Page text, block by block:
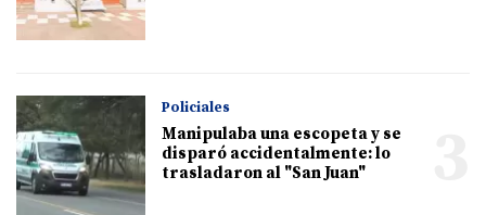
Policiales
Manipulaba una escopeta y se
disparó accidentalmente: lo
trasladaron al "San Juan"